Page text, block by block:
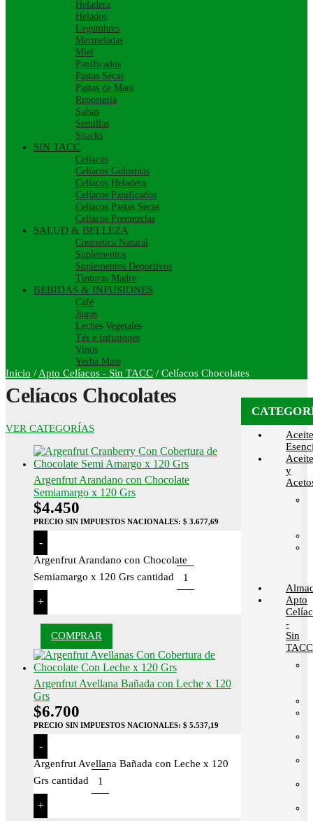
Heladera
Helados
Legumbres
Mermeladas
Miel
Panificados
Pastas Secas
Pastas de Maní
Repostería
Salsas
Semillas
Snacks
SIN TACC
Celíacos
Celíacos Golosinas
Celíacos Heladera
Celíacos Panificados
Celíacos Pastas Secas
Celíacos Premezclas
SALUD & BELLEZA
Cosmética Natural
Suplementos
Suplementos Deportivos
Tinturas Madre
BEBIDAS & INFUSIONES
Café
Jugos
Leches Vegetales
Tés e Infusiones
Vinos
Yerba Mate
Inicio / Apto Celíacos - Sin TACC / Celíacos Chocolates
Celíacos Chocolates
VER CATEGORÍAS
Argenfrut Arandano con Chocolate
Semiamargo x 120 Grs
$4.450
PRECIO SIN IMPUESTOS NACIONALES: $ 3.677,69
-
Argenfrut Arandano con Chocolate
Semiamargo x 120 Grs cantidad
+
COMPRAR
Argenfrut Avellana Bañada con Leche x 120
Grs
$6.700
PRECIO SIN IMPUESTOS NACIONALES: $ 5.537,19
-
Argenfrut Avellana Bañada con Leche x 120
Grs cantidad
+
y
Apto
-
Sin
TACC